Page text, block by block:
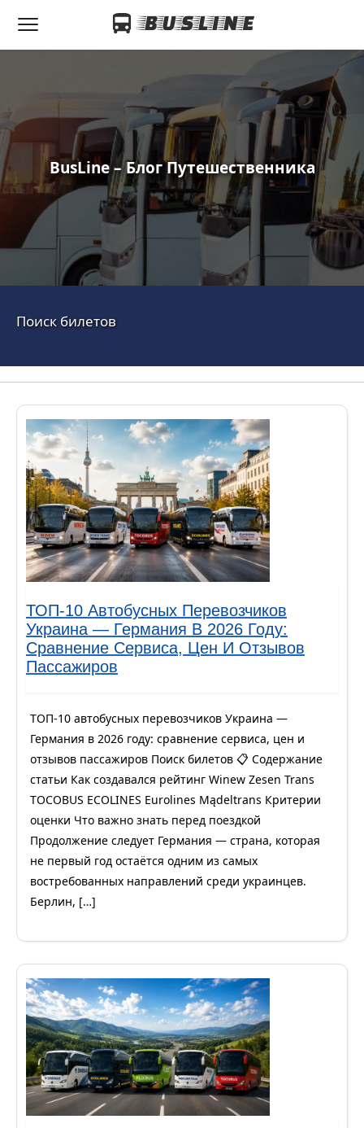
BusLine – Блог Путешественника
Поиск билетов
ТОП-10 Автобусных Перевозчиков
Украина — Германия В 2026 Году:
Сравнение Сервиса, Цен И Отзывов
Пассажиров
ТОП-10 автобусных перевозчиков Украина —
Германия в 2026 году: сравнение сервиса, цен и
отзывов пассажиров Поиск билетов 📋 Содержание
статьи Как создавался рейтинг Winew Zesen Trans
TOCOBUS ECOLINES Eurolines Mądeltrans Критерии
оценки Что важно знать перед поездкой
Продолжение следует Германия — страна, которая
не первый год остаётся одним из самых
востребованных направлений среди украинцев.
Берлин, […]